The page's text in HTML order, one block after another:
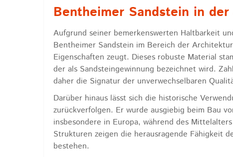
Bentheimer Sandstein in
Aufgrund seiner bemerkenswerten Haltbarkeit
Bentheimer Sandstein im Bereich der
Eigenschaften zeugt. Dieses robuste Material
der als Sandsteingewinnung bezeichnet wird.
daher die Signatur der unverwechselbaren
Darüber hinaus lässt sich die historische
zurückverfolgen. Er wurde ausgiebig beim Bau
insbesondere in Europa, während des
Strukturen zeigen die herausragende Fähigkeit
bestehen.